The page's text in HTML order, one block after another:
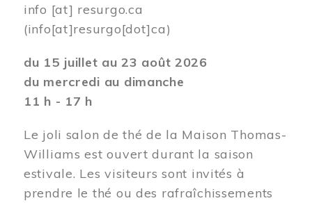
info [at] resurgo.ca
(info[at]resurgo[dot]ca)
du 15 juillet au 23 août 2026
du mercredi au dimanche
11 h - 17 h
Le joli salon de thé de la Maison Thomas-
Williams est ouvert durant la saison
estivale. Les visiteurs sont invités à
prendre le thé ou des rafraîchissements